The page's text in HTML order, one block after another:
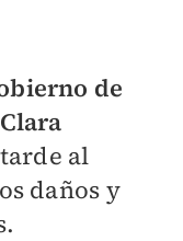
de
al
daños y